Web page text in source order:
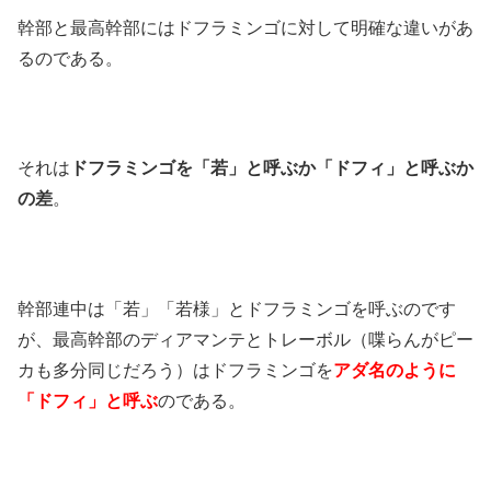
幹部と最高幹部にはドフラミンゴに対して明確な違いがあ
るのである。
それは ドフラミンゴを「若」と呼ぶか「ドフィ」と呼ぶか
の差。
幹部連中は「若」「若様」とドフラミンゴを呼ぶのです
が、最高幹部のディアマンテとトレーボル（喋らんがピー
カも多分同じだろう）はドフラミンゴをアダ名のように
「ドフィ」と呼ぶのである。